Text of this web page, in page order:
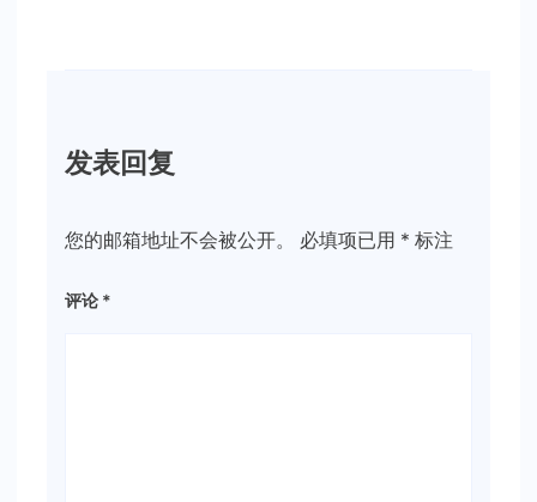
发表回复
您的邮箱地址不会被公开。 必填项已用 * 标注
评论 *